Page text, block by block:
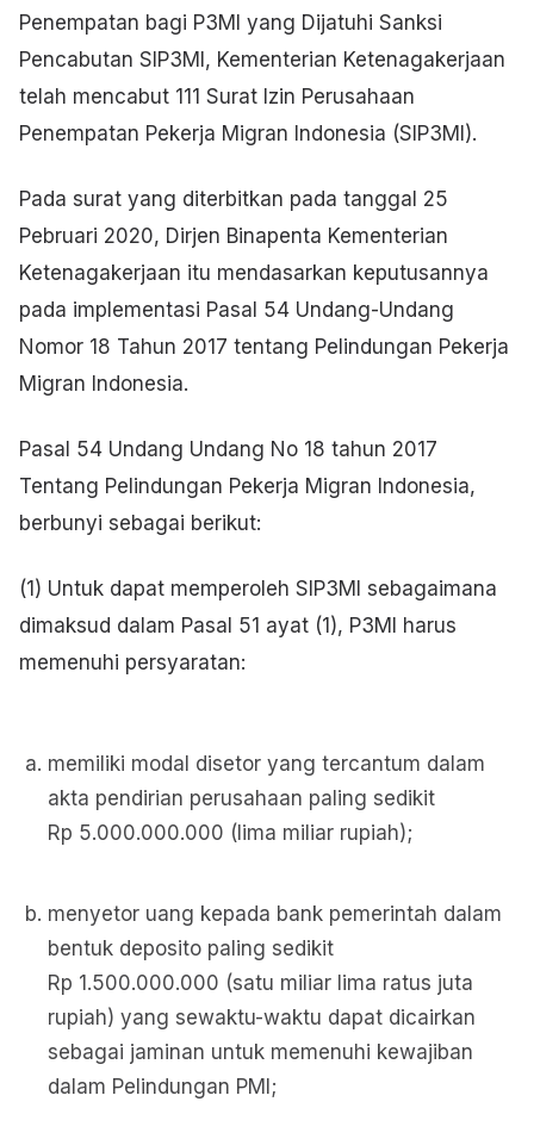
Penempatan bagi P3MI yang Dijatuhi Sanksi
Pencabutan SIP3MI, Kementerian Ketenagakerjaan
telah mencabut 111 Surat Izin Perusahaan
Penempatan Pekerja Migran Indonesia (SIP3MI).
Pada surat yang diterbitkan pada tanggal 25
Pebruari 2020, Dirjen Binapenta Kementerian
Ketenagakerjaan itu mendasarkan keputusannya
pada implementasi Pasal 54 Undang-Undang
Nomor 18 Tahun 2017 tentang Pelindungan Pekerja
Migran Indonesia.
Pasal 54 Undang Undang No 18 tahun 2017
Tentang Pelindungan Pekerja Migran Indonesia,
berbunyi sebagai berikut:
(1) Untuk dapat memperoleh SIP3MI sebagaimana
dimaksud dalam Pasal 51 ayat (1), P3MI harus
memenuhi persyaratan:
memiliki modal disetor yang tercantum dalam
akta pendirian perusahaan paling sedikit
Rp 5.000.000.000 (lima miliar rupiah);
menyetor uang kepada bank pemerintah dalam
bentuk deposito paling sedikit
Rp 1.500.000.000 (satu miliar lima ratus juta
rupiah) yang sewaktu-waktu dapat dicairkan
sebagai jaminan untuk memenuhi kewajiban
dalam Pelindungan PMI;